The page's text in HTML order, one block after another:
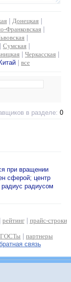
Донецкая
Франковская
Сумская
Черкасская
Китай все
в разделе: 0
при вращении
сферой; центр
радиусом
рейтинг| прайс-строки
ГОСТы
партнеры
связь